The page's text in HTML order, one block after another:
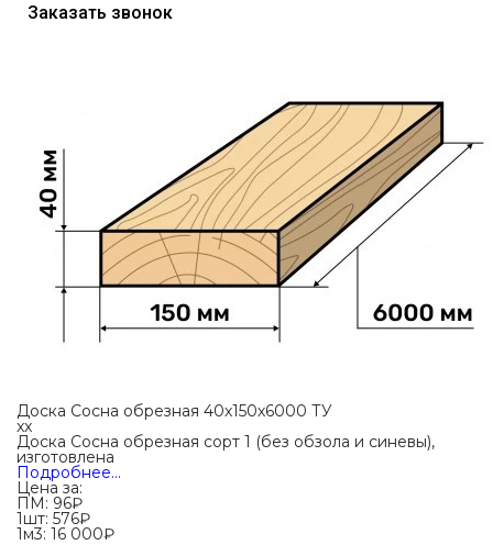
Заказать звонок
Доска Сосна обрезная 40х150х6000 ТУ
xx
Доска Сосна обрезная сорт 1 (без обзола и синевы),
изготовлена
Подробнее…
Цена за:
ПМ: 96₽
1шт: 576₽
1м3: 16 000₽